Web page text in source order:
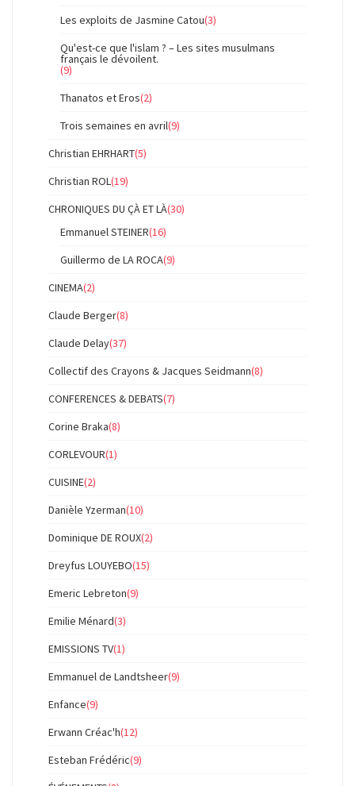
Les exploits de Jasmine Catou(3)
Qu'est-ce que l'islam ? – Les sites musulmans
français le dévoilent.
(9)
Thanatos et Eros(2)
Trois semaines en avril(9)
Christian EHRHART(5)
Christian ROL(19)
CHRONIQUES DU ÇÀ ET LÀ(30)
Emmanuel STEINER(16)
Guillermo de LA ROCA(9)
CINEMA(2)
Claude Berger(8)
Claude Delay(37)
Collectif des Crayons & Jacques Seidmann(8)
CONFERENCES & DEBATS(7)
Corine Braka(8)
CORLEVOUR(1)
CUISINE(2)
Danièle Yzerman(10)
Dominique DE ROUX(2)
Dreyfus LOUYEBO(15)
Emeric Lebreton(9)
Emilie Ménard(3)
EMISSIONS TV(1)
Emmanuel de Landtsheer(9)
Enfance(9)
Erwann Créac'h(12)
Esteban Frédéric(9)